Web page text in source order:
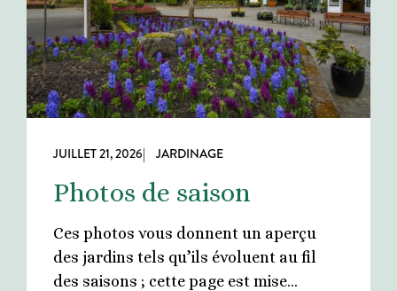
JUILLET 21, 2026| JARDINAGE
Photos de saison
Ces photos vous donnent un aperçu
des jardins tels qu’ils évoluent au fil
des saisons ; cette page est mise…